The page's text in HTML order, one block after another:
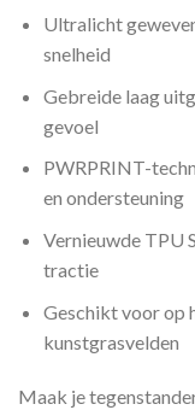
Ultralicht
snelheid
Gebreide laag
gevoel
PWRPRINT-
en ondersteuning
Vernieuwde TPU
tractie
Geschikt voor op
kunstgrasvelden
Maak je